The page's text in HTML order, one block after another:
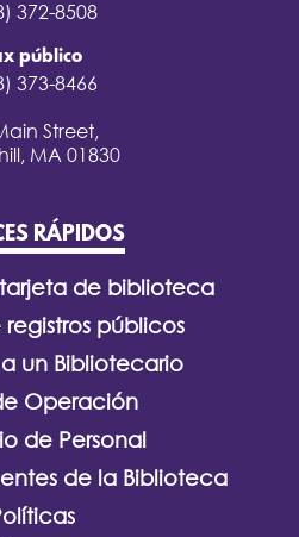
372-8508
público
373-8466
Street,
MA 01830
RÁPIDOS
de biblioteca
públicos
un Bibliotecario
Operación
de Personal
de la Biblioteca